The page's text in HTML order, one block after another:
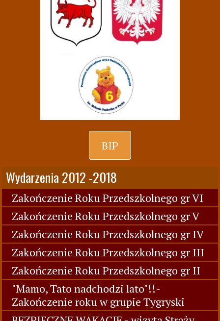
BIP
Wydarzenia 2012 -2018
Zakończenie Roku Przedszkolnego gr VI
Zakończenie Roku Przedszkolnego gr V
Zakończenie Roku Przedszkolnego gr IV
Zakończenie Roku Przedszkolnego gr III
Zakończenie Roku Przedszkolnego gr II
"Mamo, Tato nadchodzi lato"!!-
Zakończenie roku w grupie Tygryski